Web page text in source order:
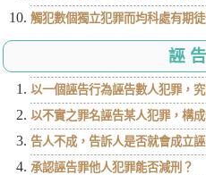
觸犯數個獨立犯罪而均科處有期
誣
以一個誣告行為誣告數人犯罪，
以不實之罪名誣告某人犯罪，構
告人不成，告訴人是否就會成立
承認誣告罪他人犯罪能否減刑？